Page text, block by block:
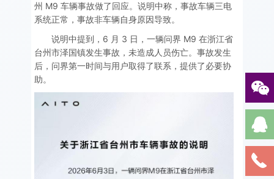
州 M9 车辆事故做了回应。说明中称，事故车辆三电
系统正常，事故非车辆自身原因导致。
说明中提到，6 月 3 日，一辆问界 M9 在浙江省
台州市泽国镇发生事故，未造成人员伤亡。事故发生
后，问界第一时间与用户取得了联系，提供了必要协
助。